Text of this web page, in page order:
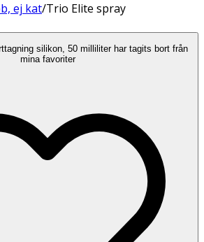
ej kat/Trio Elite spray
silikon, 50 milliliter har tagits bort från
mina favoriter